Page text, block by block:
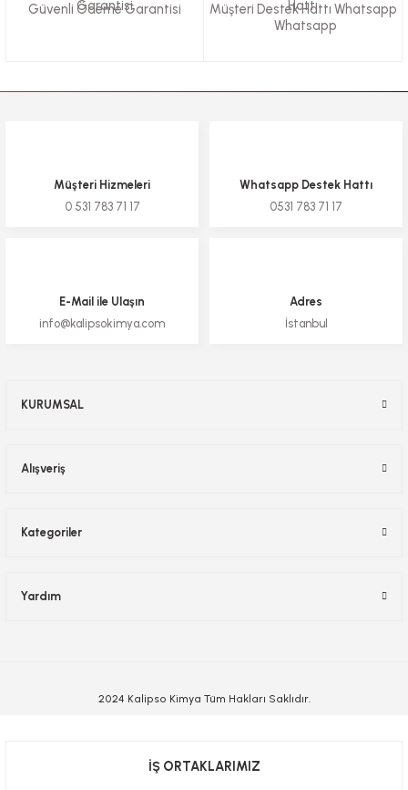
Güvenli Ödeme Garantisi Müşteri Destek Hattı Whatsapp
Müşteri Hizmeleri
0 531 783 71 17
Whatsapp Destek Hattı
0531 783 71 17
E-Mail ile Ulaşın
info@kalipsokimya.com
Adres
İstanbul
KURUMSAL
Alışveriş
Kategoriler
Yardım
2024 Kalipso Kimya Tüm Hakları Saklıdır.
İŞ ORTAKLARIMIZ